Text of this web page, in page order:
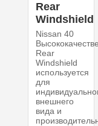
Rear
Windshield
Nissan 40
Rear
Windshield
используется
для
внешнего
вида и